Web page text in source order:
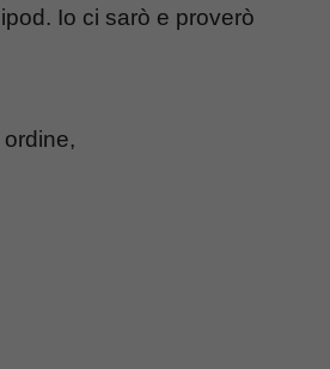
Io ci sarò e proverò